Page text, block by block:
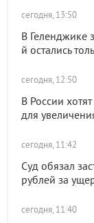
сегодня, 13:50
В Геленджике
й остались
сегодня, 12:50
В России
для
сегодня, 11:42
Суд обязал
рублей за
сегодня, 11:40